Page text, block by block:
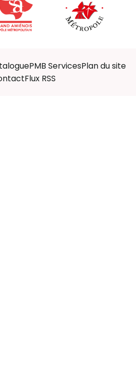
PMB ServicesPlan du site
Flux RSS